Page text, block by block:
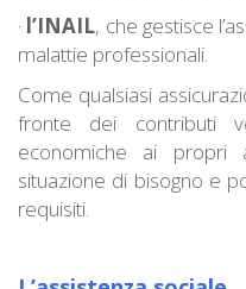
· l’INAIL, che gestisce
malattie professionali.
Come qualsiasi
fronte dei contributi
economiche ai propri
situazione di bisogno e
requisiti.